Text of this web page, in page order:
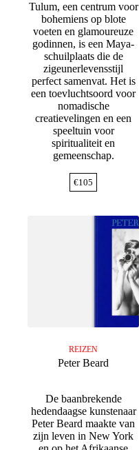
Tulum, een centrum voor
bohemiens op blote
voeten en glamoureuze
godinnen, is een Maya-
schuilplaats die de
zigeunerlevensstijl
perfect samenvat. Het is
een toevluchtsoord voor
nomadische
creatievelingen en een
speeltuin voor
spiritualiteit en
gemeenschap.
€105
REIZEN
Peter Beard
De baanbrekende
hedendaagse kunstenaar
Peter Beard maakte van
zijn leven in New York